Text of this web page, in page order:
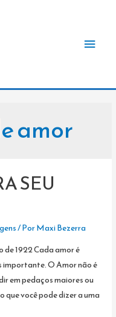
amor
SEU
/ PorMaxi Bezerra
1922 Cada amor é
importante. O Amor não é
em pedaços maiores ou
que você pode dizer a uma